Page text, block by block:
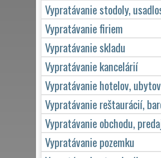
Vypratávanie stodoly,
Vypratávanie firiem
Vypratávanie skladu
Vypratávanie kancelárií
Vypratávanie hotelov,
Vypratávanie reštaurácií,
Vypratávanie obchodu,
Vypratávanie pozemku